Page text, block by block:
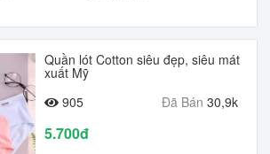
Quần lót Cotton siêu đẹp, siêu mát
xuất Mỹ
905
Đã Bán 30,9k
5.700đ